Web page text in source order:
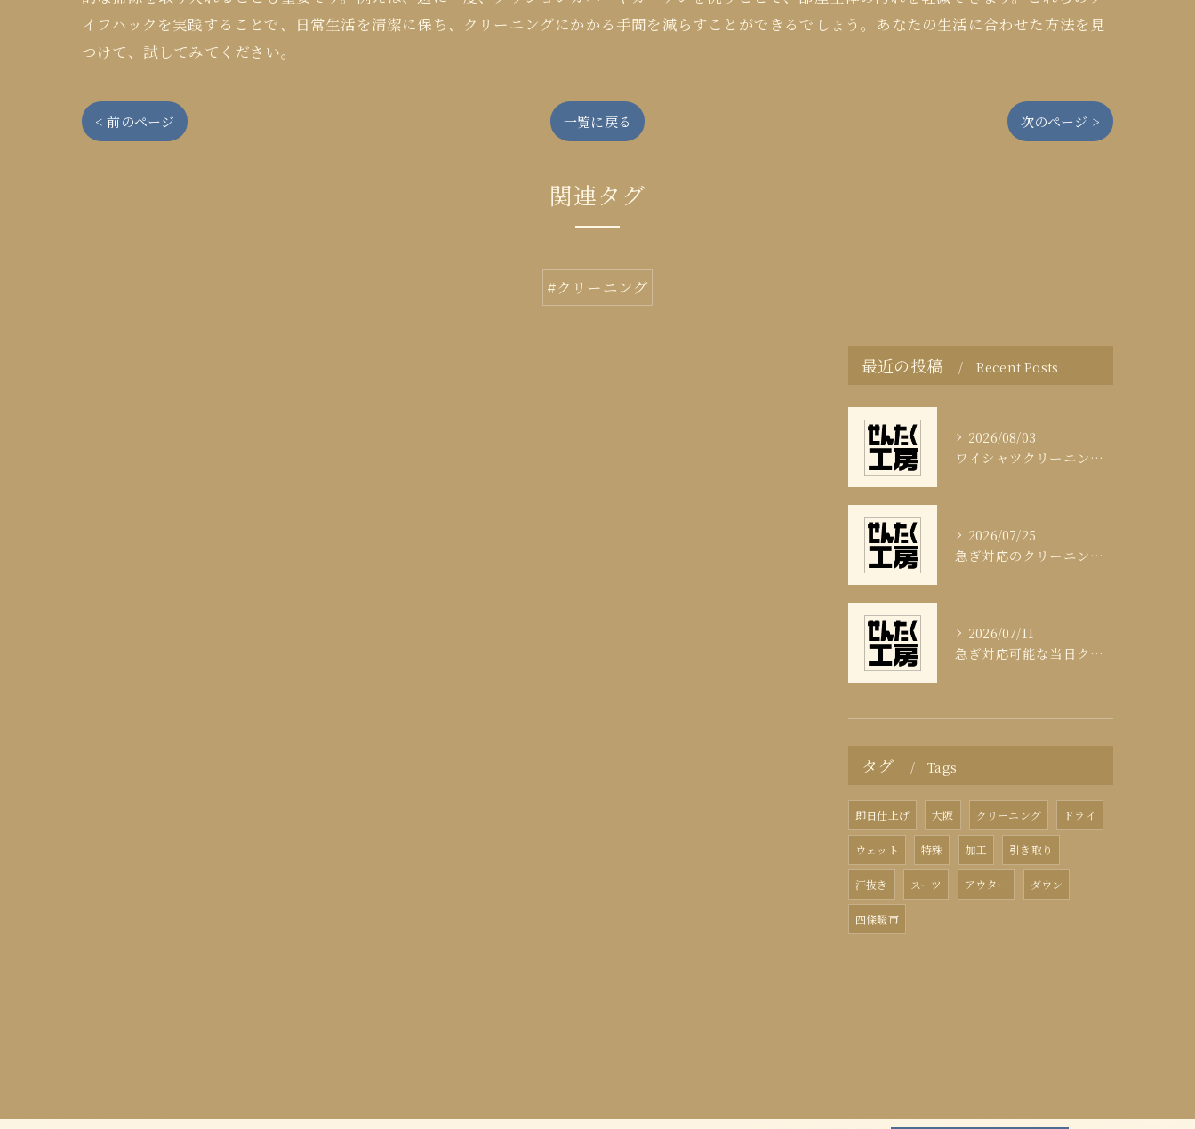
イフハックを実践することで、日常生活を清潔に保ち、クリーニングにかかる手間を減らすことができるでしょう。あなたの生活に合わせた方法を見
つけて、試してみてください。
< 前のページ 一覧に戻る 次のページ >
関連タグ
#クリーニング
最近の投稿 Recent Posts
2026/08/03
ワイシャツクリーニング頻度と清潔感の科学
2026/07/25
急ぎ対応のクリーニング即日サービスの秘訣
2026/07/11
急ぎ対応可能な当日クリーニングの実態
タグ Tags
即日仕上げ 大阪 クリーニング ドライ
ウェット 特殊 加工 引き取り
汗抜き スーツ アウター ダウン
四條畷市